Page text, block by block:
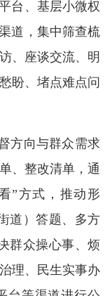
台、基层小微权
道，集中筛查梳
、座谈交流、明
盼、堵点难点问
方向与群众需求
、整改清单，通
”方式，推动形
道）答题、多方
群众操心事、烦
理、民生实事办